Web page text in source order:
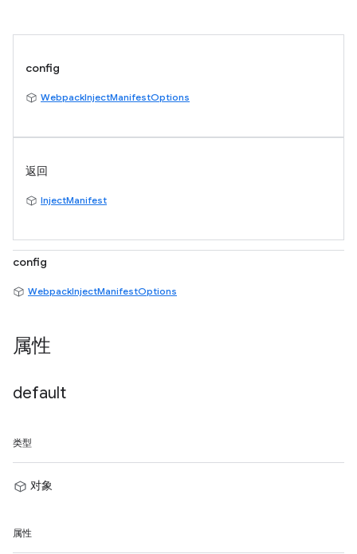
config
WebpackInjectManifestOptions
返回
InjectManifest
config
WebpackInjectManifestOptions
属性
default
类型
对象
属性